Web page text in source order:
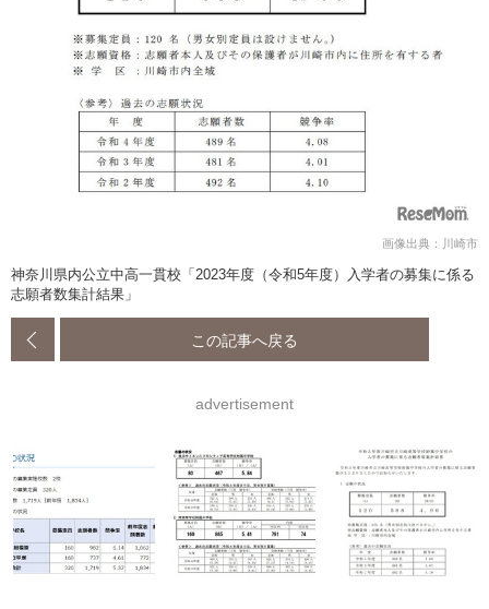
画像出典：川崎市
神奈川県内公立中高一貫校「2023年度（令和5年度）入学者の募集に係る
志願者数集計結果」
この記事へ戻る
advertisement